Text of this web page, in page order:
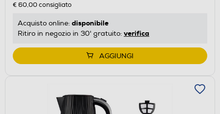
€ 60,00consigliato
Acquisto online: disponibile
Ritiro in negozio in 30' gratuito: verifica
AGGIUNGI